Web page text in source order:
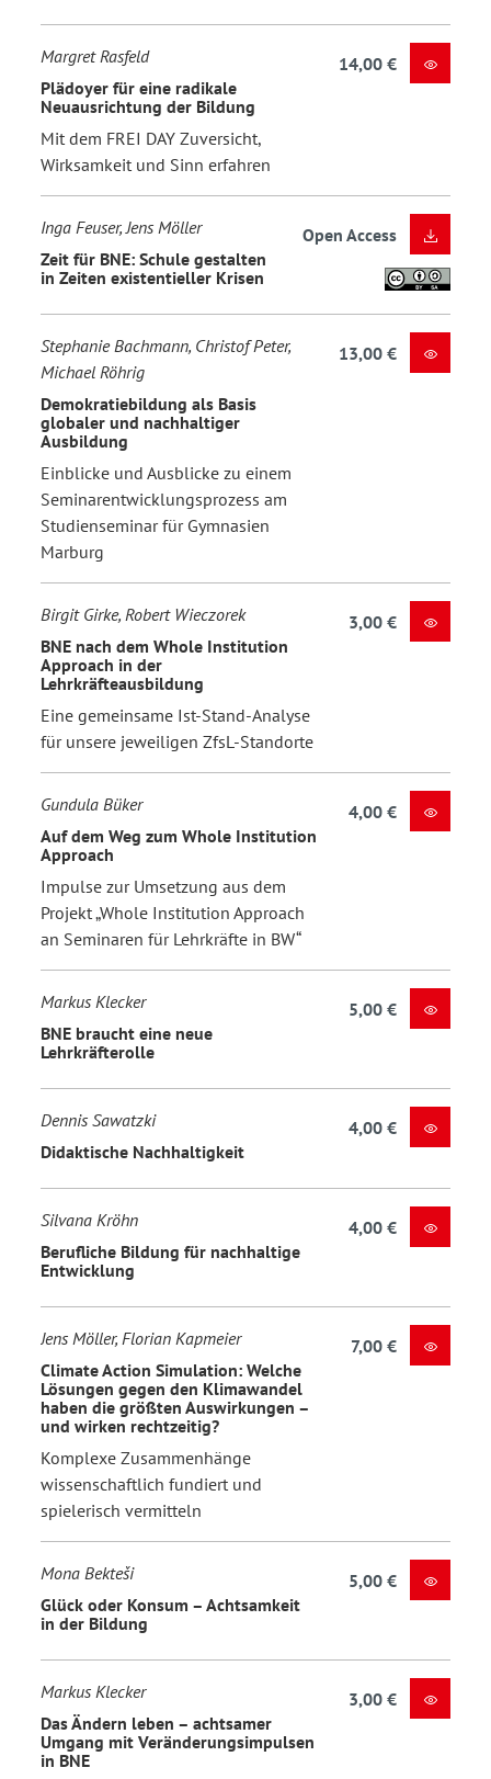
Margret Rasfeld
Plädoyer für eine radikale
Neuausrichtung der Bildung
Mit dem FREI DAY Zuversicht,
Wirksamkeit und Sinn erfahren
14,00 €
Inga Feuser, Jens Möller
Zeit für BNE: Schule gestalten
in Zeiten existentieller Krisen
Open Access
Stephanie Bachmann, Christof Peter,
Michael Röhrig
Demokratiebildung als Basis
globaler und nachhaltiger
Ausbildung
Einblicke und Ausblicke zu einem
Seminarentwicklungsprozess am
Studienseminar für Gymnasien
Marburg
13,00 €
Birgit Girke, Robert Wieczorek
BNE nach dem Whole Institution
Approach in der
Lehrkräfteausbildung
Eine gemeinsame Ist-Stand-Analyse
für unsere jeweiligen ZfsL-Standorte
3,00 €
Gundula Büker
Auf dem Weg zum Whole Institution
Approach
Impulse zur Umsetzung aus dem
Projekt „Whole Institution Approach
an Seminaren für Lehrkräfte in BW“
4,00 €
Markus Klecker
BNE braucht eine neue
Lehrkräfterolle
5,00 €
Dennis Sawatzki
Didaktische Nachhaltigkeit
4,00 €
Silvana Kröhn
Berufliche Bildung für nachhaltige
Entwicklung
4,00 €
Jens Möller, Florian Kapmeier
Climate Action Simulation: Welche
Lösungen gegen den Klimawandel
haben die größten Auswirkungen –
und wirken rechtzeitig?
Komplexe Zusammenhänge
wissenschaftlich fundiert und
spielerisch vermitteln
7,00 €
Mona Bekteši
Glück oder Konsum – Achtsamkeit
in der Bildung
5,00 €
Markus Klecker
Das Ändern leben – achtsamer
Umgang mit Veränderungsimpulsen
in BNE
3,00 €